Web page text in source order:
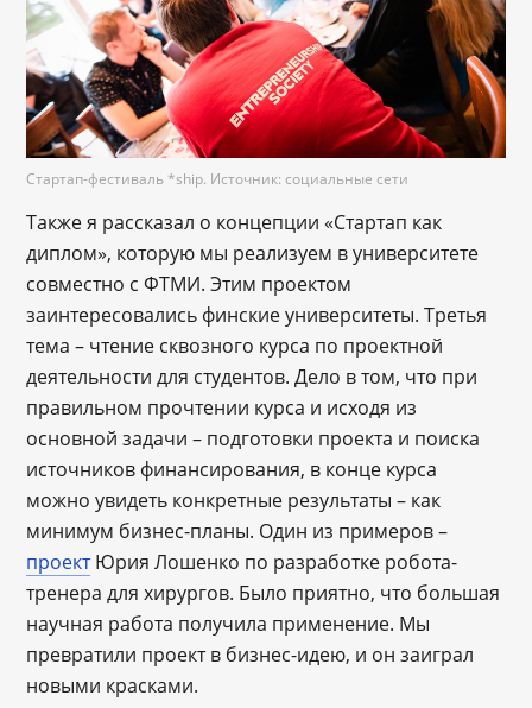
Стартап-фестиваль *ship. Источник: социальные сети
Также я рассказал о концепции «Стартап как
диплом», которую мы реализуем в университете
совместно с ФТМИ. Этим проектом
заинтересовались финские университеты. Третья
тема – чтение сквозного курса по проектной
деятельности для студентов. Дело в том, что при
правильном прочтении курса и исходя из
основной задачи – подготовки проекта и поиска
источников финансирования, в конце курса
можно увидеть конкретные результаты – как
минимум бизнес-планы. Один из примеров –
проектЮрия Лошенко по разработке робота-
тренера для хирургов. Было приятно, что большая
научная работа получила применение. Мы
превратили проект в бизнес-идею, и он заиграл
новыми красками.